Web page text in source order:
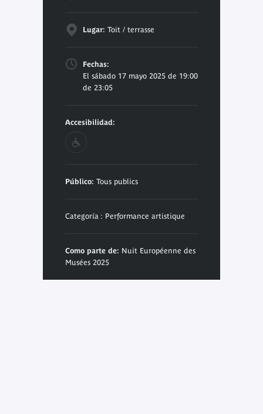
Lugar: Toit / terrasse
Fechas:
El sábado 17 mayo 2025 de 19:00
de 23:05
Accesibilidad:
Público: Tous publics
Categoría : Performance artistique
Como parte de: Nuit Européenne des
Musées 2025